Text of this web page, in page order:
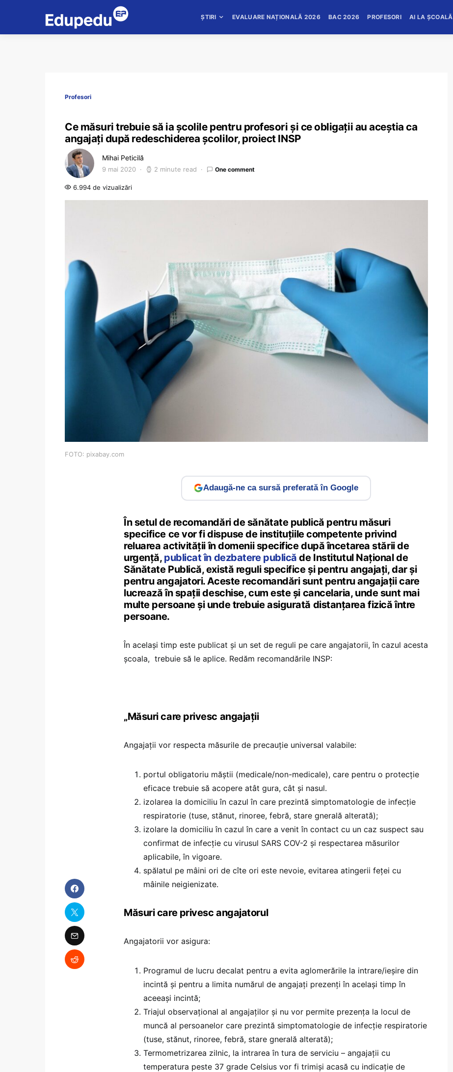
ȘTIRI EVALUARE NAȚIONALĂ 2026 BAC 2026 PROFESORI AI LA ȘCOALĂ
Profesori
Ce măsuri trebuie să ia școlile pentru profesori și ce obligații au aceștia ca
angajați după redeschiderea școlilor, proiect INSP
Mihai Peticilă
9 mai 2020 2 minute read One comment
6.994 de vizualizări
FOTO: pixabay.com
Adaugă-ne ca sursă preferată în Google
În setul de recomandări de sănătate publică pentru măsuri
specifice ce vor fi dispuse de instituțiile competente privind
reluarea activității în domenii specifice după încetarea stării de
urgență,publicat în dezbatere publică de Institutul Național de
Sănătate Publică, există reguli specifice și pentru angajați, dar și
pentru angajatori. Aceste recomandări sunt pentru angajații care
lucrează în spații deschise, cum este și cancelaria, unde sunt mai
multe persoane și unde trebuie asigurată distanțarea fizică între
persoane.
În același timp este publicat și un set de reguli pe care angajatorii, în cazul acesta
școala, trebuie să le aplice. Redăm recomandările INSP:
„Măsuri care privesc angajații
Angajații vor respecta măsurile de precauție universal valabile:
portul obligatoriu măștii (medicale/non-medicale), care pentru o protecție
eficace trebuie să acopere atât gura, cât și nasul.
izolarea la domiciliu în cazul în care prezintă simptomatologie de infecție
respiratorie (tuse, stănut, rinoree, febră, stare gnerală alterată);
izolare la domiciliu în cazul în care a venit în contact cu un caz suspect sau
confirmat de infecție cu virusul SARS COV-2 și respectarea măsurilor
aplicabile, în vigoare.
spălatul pe mâini ori de cîte ori este nevoie, evitarea atingerii feței cu
mâinile neigienizate.
Măsuri care privesc angajatorul
Angajatorii vor asigura:
Programul de lucru decalat pentru a evita aglomerările la intrare/ieșire din
incintă și pentru a limita numărul de angajați prezenți în același timp în
aceeași incintă;
Triajul observațional al angajaților și nu vor permite prezența la locul de
muncă al persoanelor care prezintă simptomatologie de infecție respiratorie
(tuse, stănut, rinoree, febră, stare gnerală alterată);
Termometrizarea zilnic, la intrarea în tura de serviciu – angajații cu
temperatura peste 37 grade Celsius vor fi trimiși acasă cu indicaţie de